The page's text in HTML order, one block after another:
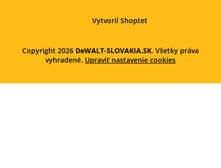
Vytvoril Shoptet
Copyright 2026 DeWALT-SLOVAKIA.SK. Všetky práva
vyhradené. Upraviť nastavenie cookies